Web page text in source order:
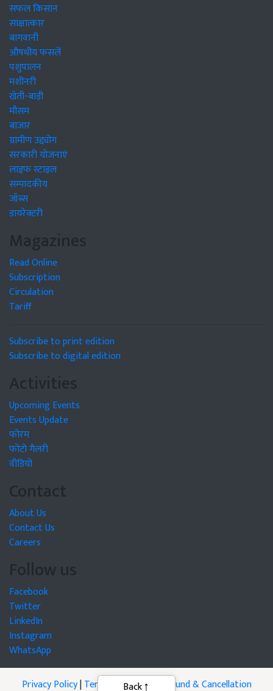
सफल किसान
साक्षात्कार
बागवानी
औषधीय फसलें
पशुपालन
मशीनरी
खेती-बाड़ी
मौसम
बाजार
ग्रामीण उद्द्योग
सरकारी योजनाएं
लाइफ स्टाइल
सम्पादकीय
जॉब्स
डायरेक्टरी
Magazines
Read Online
Subscription
Circulation
Tariff
Subscribe to print edition
Subscribe to digital edition
Activities
Upcoming Events
Events Update
फोरम
फोटो गैलरी
वीडियो
Contact
About Us
Contact Us
Careers
Follow us
Facebook
Twitter
LinkedIn
Instagram
WhatsApp
Privacy Policy|Terms of Service
Refund & Cancellation
Back